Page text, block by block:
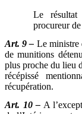
Le
procureur
Art. 9 – Le ministre
de munitions
plus proche du lieu
récépissé
récupération.
Art. 10 – A